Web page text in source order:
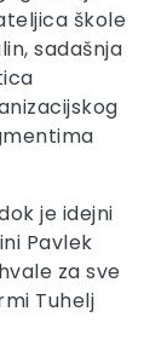
škole
sadašnja
je idejni
Pavlek
za sve
Tuhelj